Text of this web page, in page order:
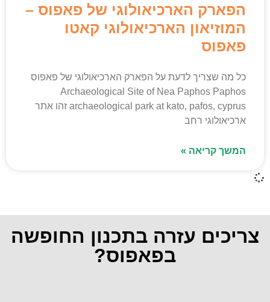
הפארק הארכיאולוגי של פאפוס –
המוזיאון הארכיאולוגי קאטו
פאפוס
כל מה שצריך לדעת על הפארק הארכיאולוגי של פאפוס
Archaeological Site of Nea Paphos Paphos
archaeological park at kato, pafos, cyprus זהו אתר
ארכיאולוגי רחב
המשך קריאה »
צריכים עזרה בתכנון החופשה
בפאפוס?